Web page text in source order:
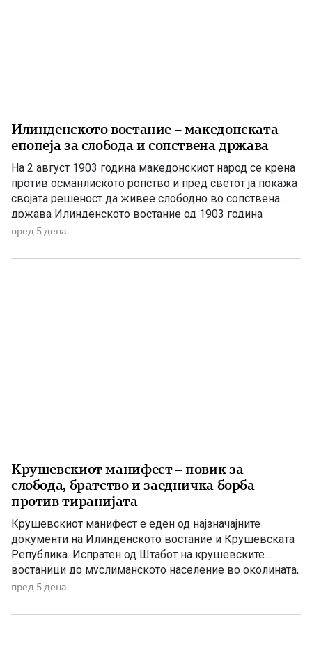
Илинденското востание – македонската
епопеја за слобода и сопствена држава
На 2 август 1903 година македонскиот народ се крена
против османлиското ропство и пред светот ја покажа
својата решеност да живее слободно во сопствена
држава Илинденското востание од 1903 година
претставува еден од најсветлите и најзначајните
било ненадеен и изолиран бунт, туку врв на
пред 5 дена
Крушевскиот манифест – повик за
слобода, братство и заедничка борба
против тиранијата
Крушевскиот манифест е еден од најзначајните
документи на Илинденското востание и Крушевската
Република. Испратен од Штабот на крушевските
востаници до муслиманското население во околината,
тој претставува повик за заедничка борба против
верата и народноста. Крушевскиот манифест Браќа
пред 5 дена